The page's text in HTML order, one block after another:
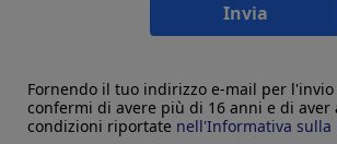
Invia
Fornendo il tuo indirizzo e-mail per
confermi di avere più di 16 anni e di aver
condizioni riportate nell'Informativa sulla